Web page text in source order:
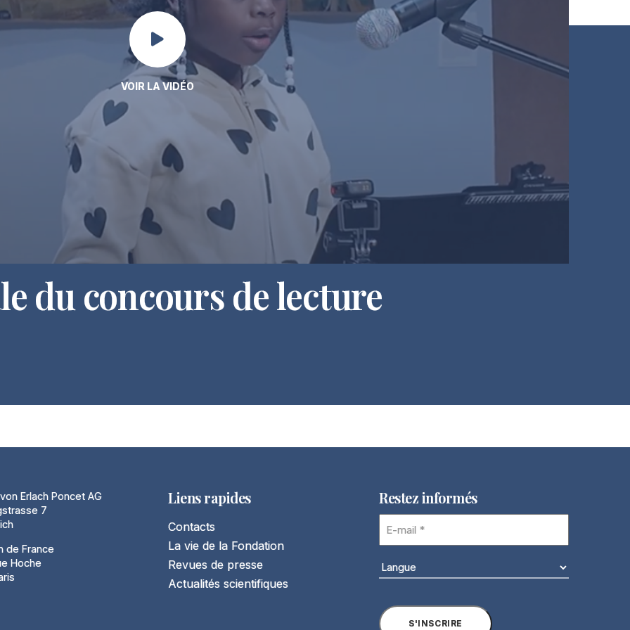
VOIR LA VIDÉO
du concours de lecture
Erlach Poncet AG
7
de France
Hoche
Liens rapides
Contacts
La vie de la Fondation
Revues de presse
Actualités scientifiques
Restez informés
E-
mail
(Nécessaire)
Langue
S'INSCRIRE